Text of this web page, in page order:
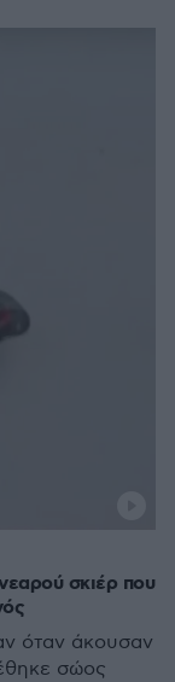
σκιέρ που
όταν άκουσαν
σώος